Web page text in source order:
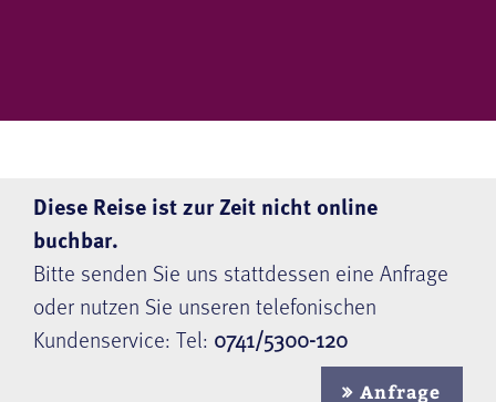
Diese Reise ist zur Zeit nicht online
buchbar.
Bitte senden Sie uns stattdessen eine Anfrage
oder nutzen Sie unseren telefonischen
Kundenservice: Tel: 0741/5300-120
Anfrage